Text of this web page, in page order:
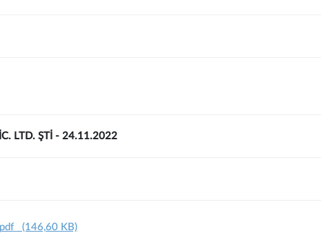
LTD. ŞTİ - 24.11.2022
(146,60 KB)